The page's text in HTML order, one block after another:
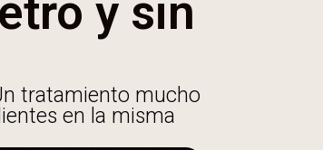
y sin
tratamiento mucho
en la misma